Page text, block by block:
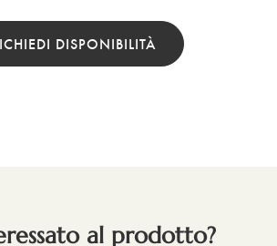
DISPONIBILITÀ
al prodotto?